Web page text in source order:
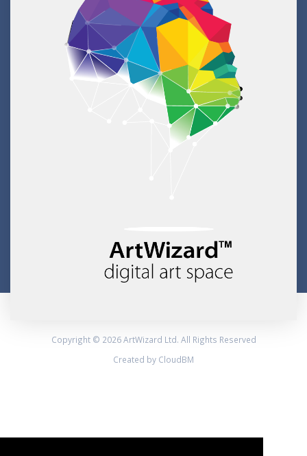
Copyright © 2026 ArtWizard Ltd. All Rights Reserved
Created by CloudBM